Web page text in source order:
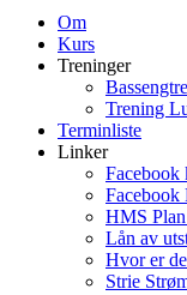
Om
Kurs
Treninger
Trening
Terminliste
Linker
Facebook
Facebook
HMS
Lån av
Hvor er
Strie